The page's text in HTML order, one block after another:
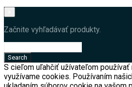
Začnite vyhľadávať produkty.
S cieľom uľahčiť užívateľom používať
využívame cookies. Používaním